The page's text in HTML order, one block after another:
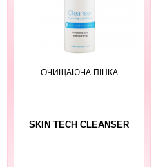
ОЧИЩАЮЧА ПІНКА
SKIN TECH CLEANSER